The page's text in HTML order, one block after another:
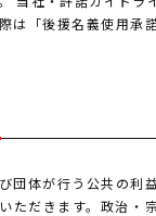
は「後援名義使用承
団体が行う公共の利
ただきます。政治・